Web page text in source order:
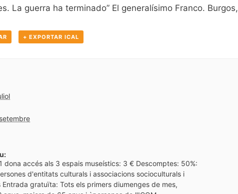
La guerra ha terminado” El generalísimo Franco.
+ EXPORTAR ICAL
dona accés als 3 espais museístics: 3 € Descomptes: 50%:
d'entitats culturals i associacions socioculturals i
Entrada gratuïta: Tots els primers diumenges de mes,